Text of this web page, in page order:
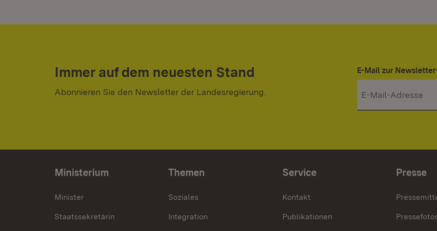
Immer auf dem neuesten Stand
Abonnieren Sie den Newsletter der Landesregierung.
E-Mail zur
Ministerium
Minister
Staatssekretärin
Themen
Soziales
Integration
Service
Kontakt
Publikationen
Presse